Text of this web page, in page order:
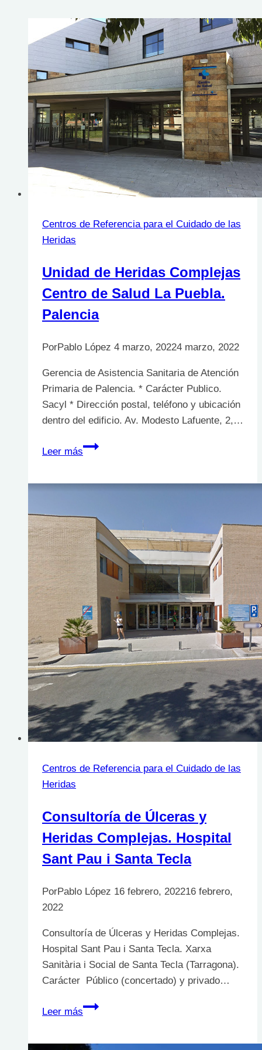
Centros de Referencia para el Cuidado de las
Heridas
Unidad de Heridas Complejas
Centro de Salud La Puebla.
Palencia
PorPablo López 4 marzo, 20224 marzo, 2022
Gerencia de Asistencia Sanitaria de Atención
Primaria de Palencia. * Carácter Publico.
Sacyl * Dirección postal, teléfono y ubicación
dentro del edificio. Av. Modesto Lafuente, 2,…
Leer más
Unidad
de
Salud
La
Puebla.
Palencia
Centros de Referencia para el Cuidado de las
Heridas
Consultoría de Úlceras y
Heridas Complejas. Hospital
Sant Pau i Santa Tecla
PorPablo López 16 febrero, 202216 febrero,
2022
Consultoría de Úlceras y Heridas Complejas.
Hospital Sant Pau i Santa Tecla. Xarxa
Sanitària i Social de Santa Tecla (Tarragona).
Carácter Público (concertado) y privado…
Leer más
Consultoría